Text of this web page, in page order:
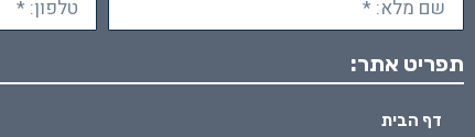
תפריט אתר:
דף הבית